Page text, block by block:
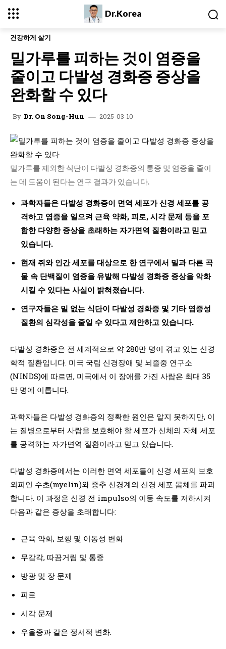
Dr.Korea
건강하게 살기
밀가루를 피하는 것이 염증을
줄이고 다발성 경화증 증상을
완화할 수 있다
By Dr. On Song-Hun 2025-03-10
밀가루를 제외한 식단이 다발성 경화증의 통증 및 염증을 줄이
는 데 도움이 된다는 연구 결과가 있습니다.
과학자들은 다발성 경화증이 면역 세포가 신경 세포를 공
격하고 염증을 일으켜 근육 약화, 피로, 시각 문제 등을 포
함한 다양한 증상을 초래하는 자가면역 질환이라고 믿고
있습니다.
현재 쥐와 인간 세포를 대상으로 한 연구에서 밀과 다른 곡
물 속 단백질이 염증을 유발해 다발성 경화증 증상을 악화
시킬 수 있다는 사실이 밝혀졌습니다.
연구자들은 밀 없는 식단이 다발성 경화증 및 기타 염증성
질환의 심각성을 줄일 수 있다고 제안하고 있습니다.
다발성 경화증은 전 세계적으로 약 280만 명이 겪고 있는 신경
학적 질환입니다. 미국 국립 신경장애 및 뇌졸중 연구소
(NINDS)에 따르면, 미국에서 이 장애를 가진 사람은 최대 35
만 명에 이릅니다.
과학자들은 다발성 경화증의 정확한 원인은 알지 못하지만, 이
는 질병으로부터 사람을 보호해야 할 세포가 신체의 자체 세포
를 공격하는 자가면역 질환이라고 믿고 있습니다.
다발성 경화증에서는 이러한 면역 세포들이 신경 세포의 보호
외피인 수초(myelin)와 중추 신경계의 신경 세포 몸체를 파괴
합니다. 이 과정은 신경 전 impulso의 이동 속도를 저하시켜
다음과 같은 증상을 초래합니다:
근육 약화, 보행 및 이동성 변화
무감각, 따끔거림 및 통증
방광 및 장 문제
피로
시각 문제
우울증과 같은 정서적 변화.